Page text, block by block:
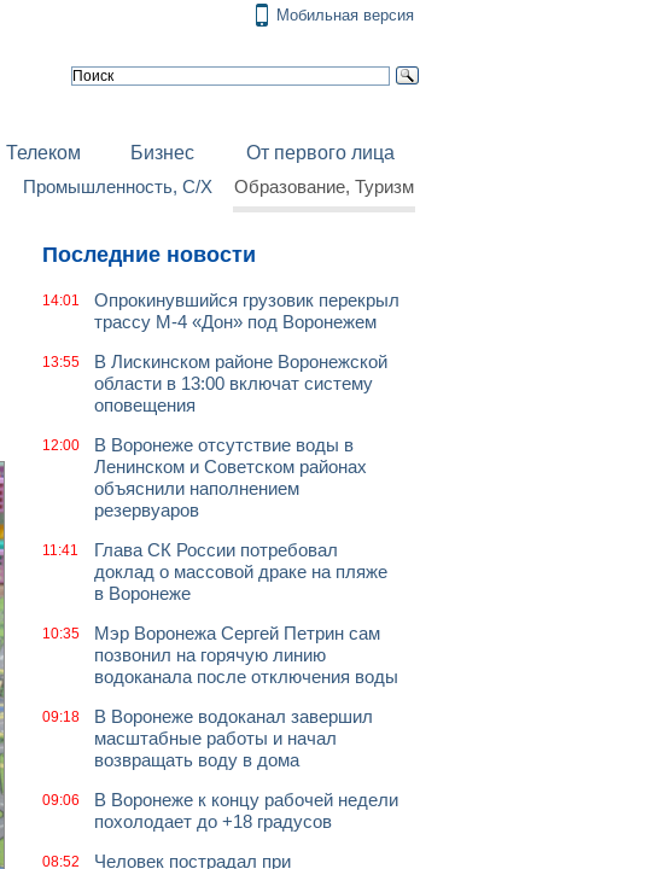
Мобильная версия
Телеком Бизнес
От первого лица
Промышленность, С/Х Образование, Туризм
Последние новости
14:01
Опрокинувшийся грузовик перекрыл
трассу М-4 «Дон» под Воронежем
13:55
В Лискинском районе Воронежской
области в 13:00 включат систему
оповещения
12:00
В Воронеже отсутствие воды в
Ленинском и Советском районах
объяснили наполнением
резервуаров
11:41
Глава СК России потребовал
доклад о массовой драке на пляже
в Воронеже
10:35
Мэр Воронежа Сергей Петрин сам
позвонил на горячую линию
водоканала после отключения воды
09:18
В Воронеже водоканал завершил
масштабные работы и начал
возвращать воду в дома
09:06
В Воронеже к концу рабочей недели
похолодает до +18 градусов
08:52
Человек пострадал при